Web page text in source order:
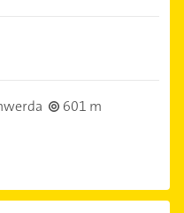
601 m